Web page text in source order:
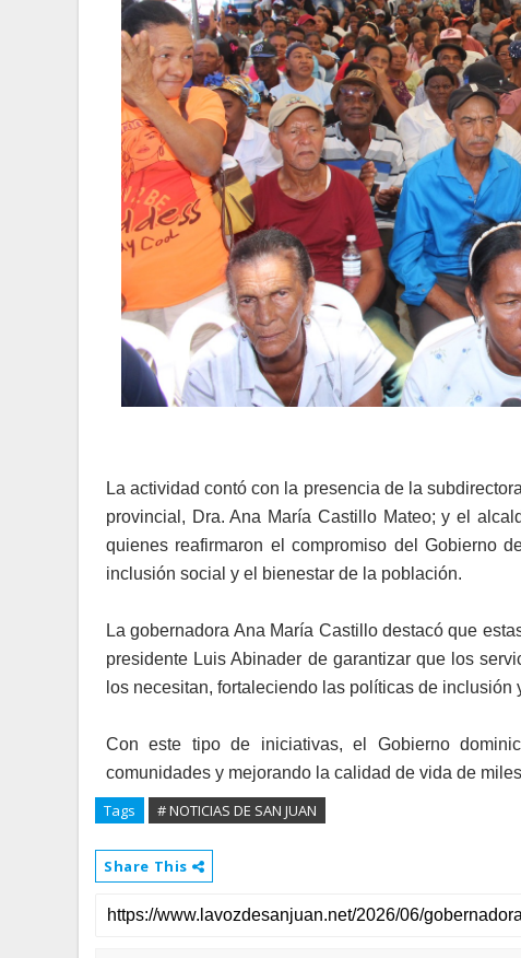
La actividad contó con la presencia de la
provincial, Dra. Ana María Castillo Mateo; y el
quienes reafirmaron el compromiso del Gobierno
inclusión social y el bienestar de la población.
La gobernadora Ana María Castillo destacó que
presidente Luis Abinader de garantizar que los
los necesitan, fortaleciendo las políticas de
Con este tipo de iniciativas, el Gobierno
comunidades y mejorando la calidad de vida de
Tags # NOTICIAS DE SAN JUAN
Share This